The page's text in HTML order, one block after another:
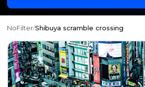
NoFilter/Shibuya scramble crossing